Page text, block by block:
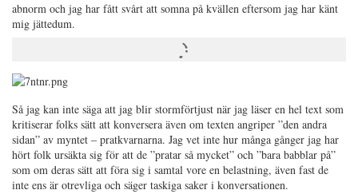
abnorm och jag har fått svårt att somna på kvällen eftersom jag har känt
mig jättedum.
Så jag kan inte säga att jag blir stormförtjust när jag läser en hel text som
kritiserar folks sätt att konversera även om texten angriper ”den andra
sidan” av myntet – pratkvarnarna. Jag vet inte hur många gånger jag har
hört folk ursäkta sig för att de ”pratar så mycket” och ”bara babblar på”
som om deras sätt att föra sig i samtal vore en belastning, även fast de
inte ens är otrevliga och säger taskiga saker i konversationen.